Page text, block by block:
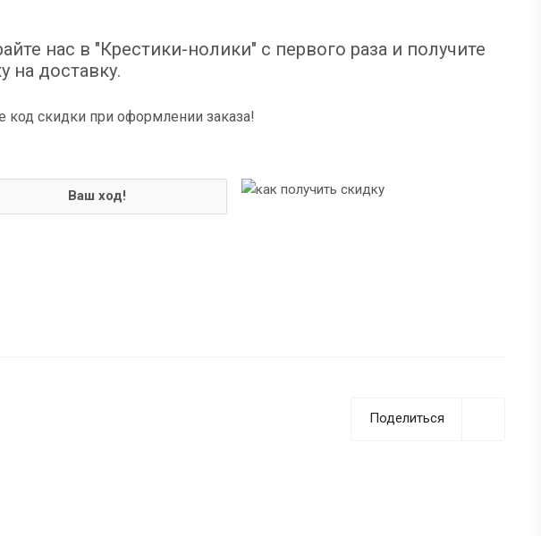
нас в "Крестики-нолики" с первого раза и получите
на доставку.
код скидки при оформлении заказа!
Ваш ход!
Поделиться